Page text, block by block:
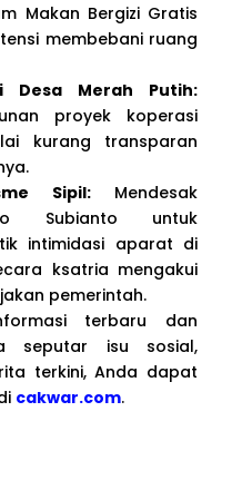
Makan Bergizi Gratis
membebani ruang
Desa Merah Putih:
proyek koperasi
kurang transparan
Sipil:Mendesak
Subianto untuk
intimidasi aparat di
ksatria mengakui
pemerintah.
terbaru dan
seputar isu sosial,
terkini, Anda dapat
cakwar.com.